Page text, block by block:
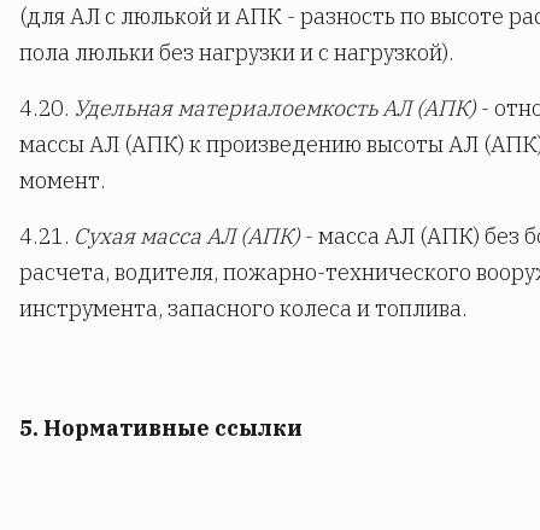
(для АЛ с люлькой и АПК - разность по высоте
пола люльки без нагрузки и с нагрузкой).
4.20. Удельная материалоемкость АЛ (АПК)-
массы АЛ (АПК) к произведению высоты АЛ (АПК)
момент.
4.21. Сухая масса АЛ (АПК)- масса АЛ (АПК) без
расчета, водителя, пожарно-технического
инструмента, запасного колеса и топлива.
5. Нормативные ссылки